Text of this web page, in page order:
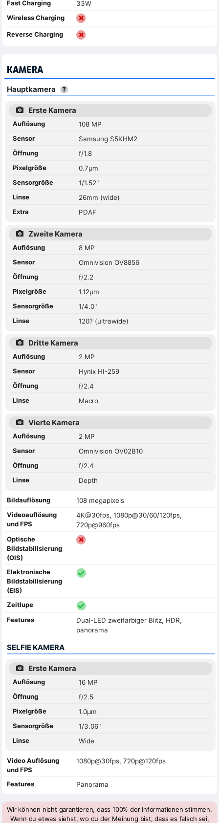
Fast Charging
33W
Wireless Charging
Reverse Charging
KAMERA
Hauptkamera
Erste Kamera
Auflösung
108 MP
Sensor
Samsung S5KHM2
Öffnung
f/1.8
Pixelgröße
0.7µm
Sensorgröße
1/1.52"
Linse
26mm (wide)
Extra
PDAF
Zweite Kamera
Auflösung
8 MP
Sensor
Omnivision OV8856
Öffnung
f/2.2
Pixelgröße
1.12µm
Sensorgröße
1/4.0"
Linse
120? (ultrawide)
Dritte Kamera
Auflösung
2 MP
Sensor
Hynix HI-259
Öffnung
f/2.4
Linse
Macro
Vierte Kamera
Auflösung
2 MP
Sensor
Omnivision OV02B10
Öffnung
f/2.4
Linse
Depth
Bildauflösung
108 megapixels
Videoauflösung
und FPS
4K@30fps, 1080p@30/60/120fps,
720p@960fps
Optische
Bildstabilisierung
(OIS)
Elektronische
Bildstabilisierung
(EIS)
Zeitlupe
Features
Dual-LED zweifarbiger Blitz, HDR,
panorama
SELFIE KAMERA
Erste Kamera
Auflösung
16 MP
Öffnung
f/2.5
Pixelgröße
1.0µm
Sensorgröße
1/3.06"
Linse
Wide
Video Auflösung
und FPS
1080p@30fps, 720p@120fps
Features Panorama
Wir können nicht garantieren, dass 100% der Informationen stimmen.
Wenn du etwas siehst, wo du der Meinung bist, dass es falsch sei,